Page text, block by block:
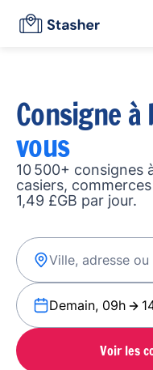
Consigne à
vous
10 500+ consignes
casiers,
1,49 £GB par jour.
Demain, 09h
Voir les